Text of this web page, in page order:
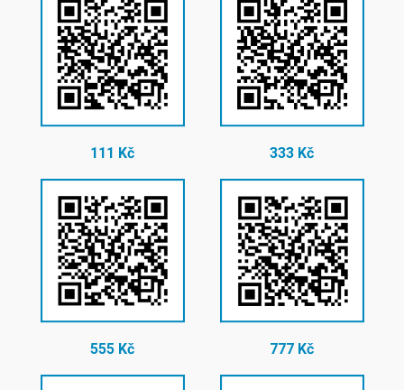
111 Kč 333 Kč
555 Kč 777 Kč